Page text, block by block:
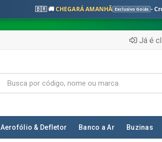
🇧🇷 🚚CHEGARÁ AMANHÃ Exclusivo Goiás -
Já é
Aerofólio & Defletor Banco a Ar Buzinas